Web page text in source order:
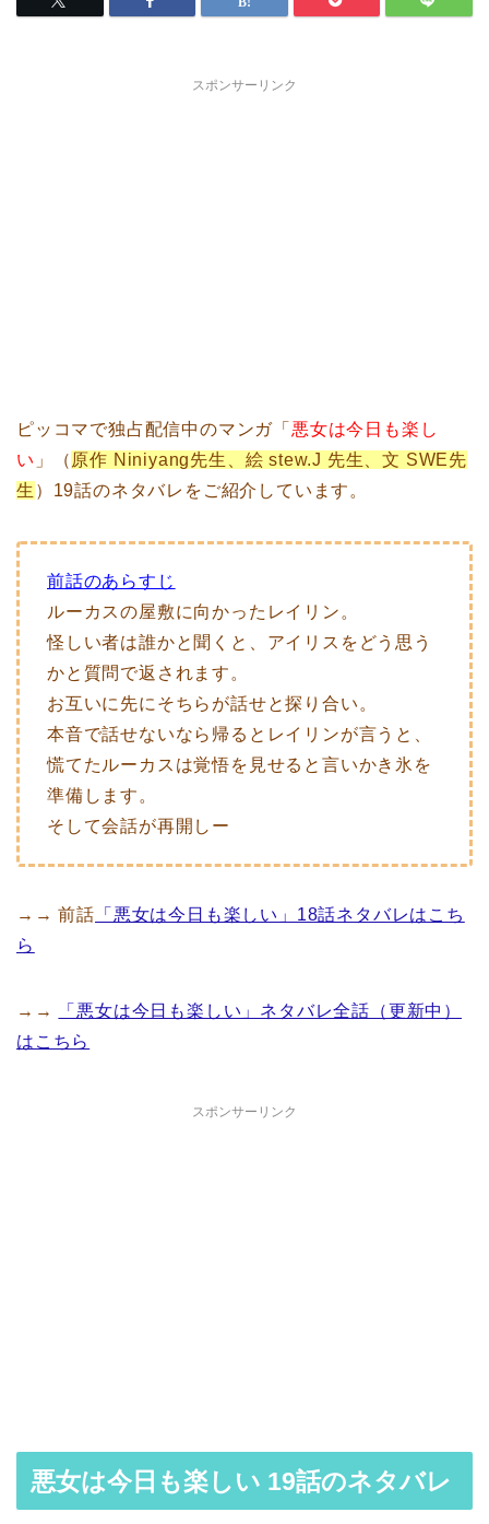
スポンサーリンク
ピッコマで独占配信中のマンガ「 悪女は今日も楽し
い 」（ 原作 Niniyang先生、絵 stew.J 先生、文 SWE先
生 ）19話のネタバレをご紹介しています。
前話のあらすじ
ルーカスの屋敷に向かったレイリン。
怪しい者は誰かと聞くと、アイリスをどう思う
かと質問で返されます。
お互いに先にそちらが話せと探り合い。
本音で話せないなら帰るとレイリンが言うと、
慌てたルーカスは覚悟を見せると言いかき氷を
準備します。
そして会話が再開しー
→→ 前話 「悪女は今日も楽しい」18話ネタバレはこち
ら
→→
「悪女は今日も楽しい」ネタバレ全話（更新中）
はこちら
スポンサーリンク
悪女は今日も楽しい 19話のネタバレ